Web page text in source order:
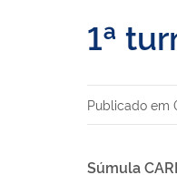
1ª
Publicado em
Súmula